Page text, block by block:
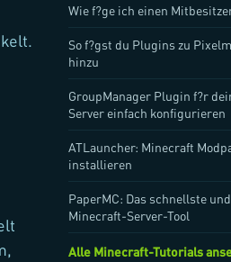
Wie f?ge ich einen
So f?gst du Plugins zu
hinzu
GroupManager Plugin f?r
Server einfach konfigurieren
ATLauncher: Minecraft
installieren
PaperMC: Das schnellste
Minecraft-Server-Tool
Alle Minecraft-Tutorials